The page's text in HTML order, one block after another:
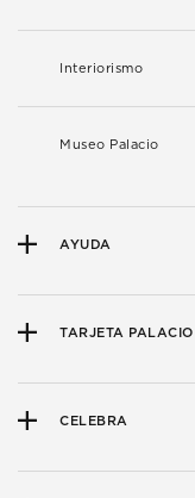
Interiorismo
Museo Palacio
AYUDA
TARJETA PALACIO
CELEBRA